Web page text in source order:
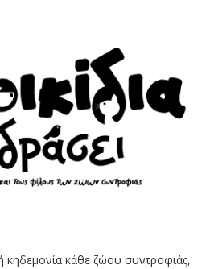
κηδεμονία κάθε ζώου συντροφιάς,